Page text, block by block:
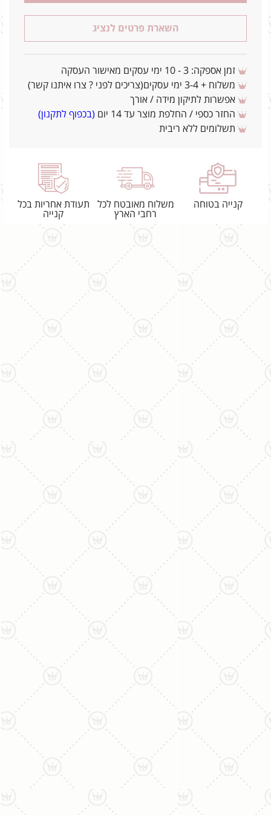
השארת פרטים לנציג
זמן אספקה: 3 - 10 ימי עסקים מאישור העסקה
משלוח + 3-4 ימי עסקים(צריכים לפני ? צרו איתנו קשר)
אפשרות לתיקון מידה / אורך
החזר כספי / החלפת מוצר עד 14 יום
(בכפוף לתקנון)
תשלומים ללא ריבית
קנייה בטוחה
משלוח מאובטח לכל
רחבי הארץ
תעודת אחריות בכל
קנייה